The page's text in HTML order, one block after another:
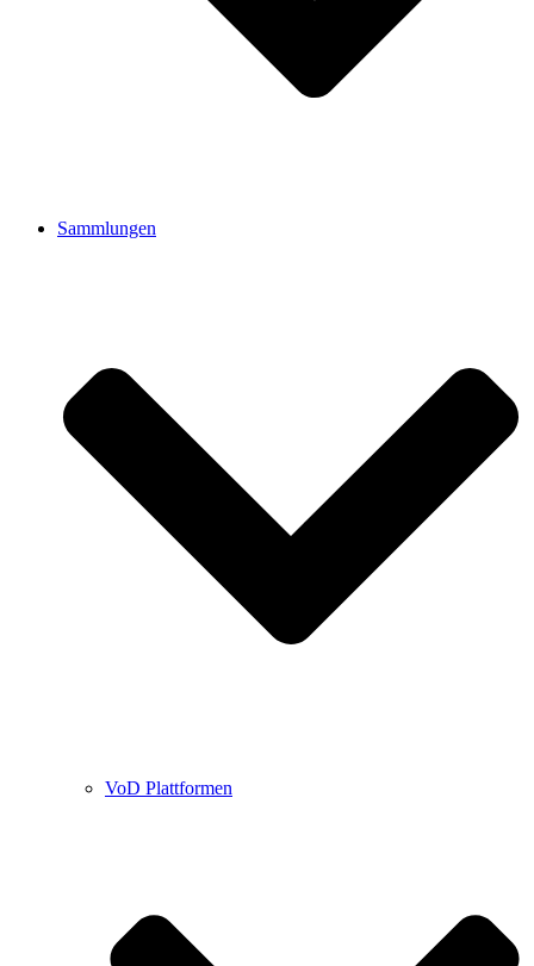
Sammlungen
VoD Plattformen